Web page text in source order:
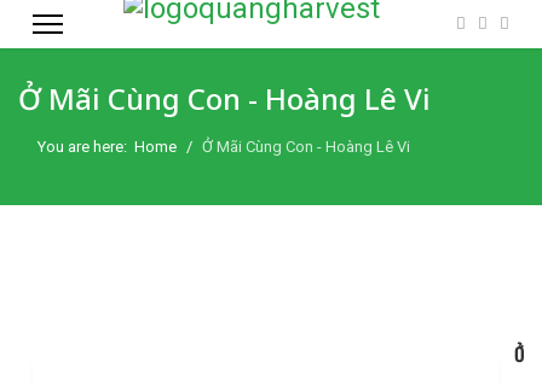
Ở Mãi Cùng Con - Hoàng Lê Vi
You are here: Home Ở Mãi Cùng Con - Hoàng Lê Vi